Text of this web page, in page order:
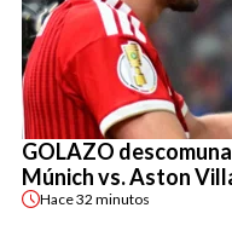
GOLAZO
Múnich vs. Aston
Hace32 minutos